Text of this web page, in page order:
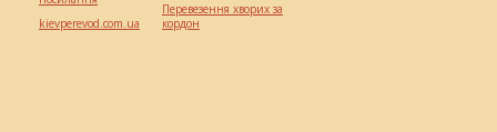
kievperevod.com.ua
Перевезення хворих за
кордон